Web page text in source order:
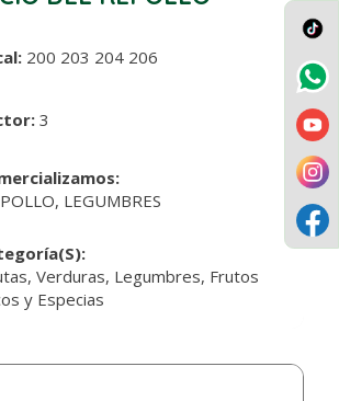
200 203 204 206
3
LEGUMBRES
Verduras, Legumbres, Frutos
y Especias